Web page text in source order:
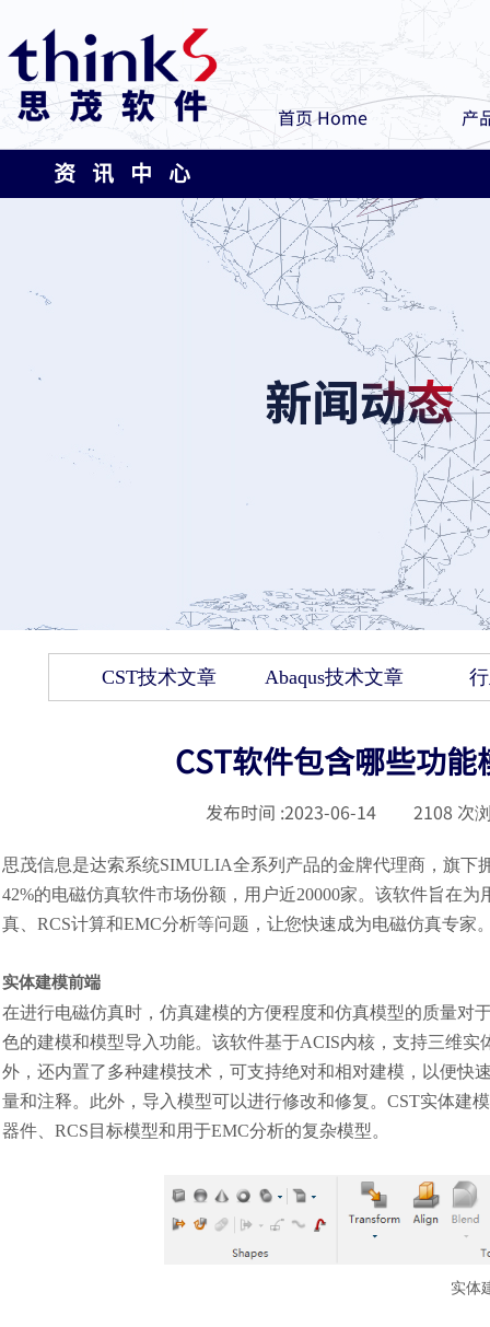
首页 Home 产
资 讯 中 心
CST技术文章 Abaqus技术文章
CST软件包含哪些功
发布时间 :2023-06-14 2108 次
思茂信息是达索系统SIMULIA全系列产品的金牌代理商，旗下
42%的电磁仿真软件市场份额，用户近20000家。该软件旨在
真、RCS计算和EMC分析等问题，让您快速成为电磁仿真专家
实体建模前端
在进行电磁仿真时，仿真建模的方便程度和仿真模型的质量对
色的建模和模型导入功能。该软件基于ACIS内核，支持三维
外，还内置了多种建模技术，可支持绝对和相对建模，以便快
量和注释。此外，导入模型可以进行修改和修复。CST实体建
器件、RCS目标模型和用于EMC分析的复杂模型。
实体